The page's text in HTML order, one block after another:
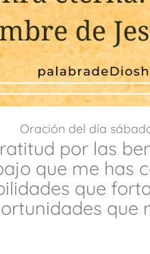
Oración del día
por las
que me has
que
que